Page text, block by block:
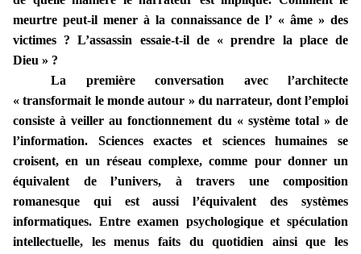
meurtre peut-il mener à la connaissance de l’ « âme » des
victimes ? L’assassin essaie-t-il de « prendre la place de
Dieu » ?
La première conversation avec l’architecte
« transformait le monde autour » du narrateur, dont l’emploi
consiste à veiller au fonctionnement du « système total » de
l’information. Sciences exactes et sciences humaines se
croisent, en un réseau complexe, comme pour donner un
équivalent de l’univers, à travers une composition
romanesque qui est aussi l’équivalent des systèmes
informatiques. Entre examen psychologique et spéculation
intellectuelle, les menus faits du quotidien ainsi que les